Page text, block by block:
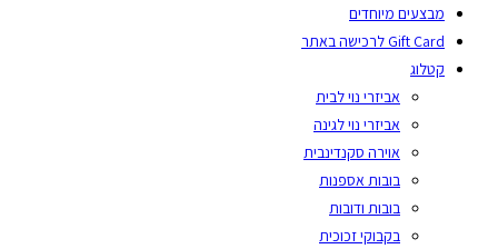
מבצעים מיוחדים
Gift Card לרכישה באתר
קטלוג
אביזרי נוי לבית
אביזרי נוי לגינה
אוירה סקנדינבית
בובות אספנות
בובות ודובות
בקבוקי זכוכית